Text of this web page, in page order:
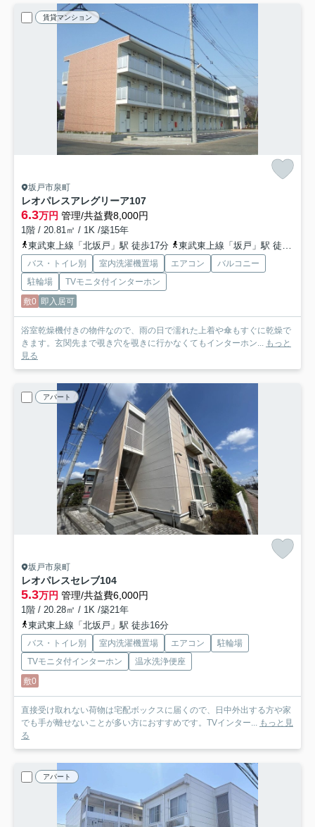
賃貸マンション
坂戸市泉町
レオパレスアレグリーア107
6.3万円 管理/共益費8,000円
1階 / 20.81㎡ / 1K /築15年
東武東上線「北坂戸」駅 徒歩17分
東武東上線「坂戸」駅 徒歩22分
バス・トイレ別 室内洗濯機置場 エアコン
バルコニー
駐輪場
TVモニタ付インターホン
敷0 即入居可
浴室乾燥機付きの物件なので、雨の日で濡れた上着や傘もすぐに乾燥で
きます。玄関先まで覗き穴を覗きに行かなくてもインターホン...
もっと
見る
アパート
坂戸市泉町
レオパレスセレブ104
5.3万円 管理/共益費6,000円
1階 / 20.28㎡ / 1K /築21年
東武東上線「北坂戸」駅 徒歩16分
バス・トイレ別 室内洗濯機置場 エアコン
駐輪場
TVモニタ付インターホン
温水洗浄便座
敷0
直接受け取れない荷物は宅配ボックスに届くので、日中外出する方や家
でも手が離せないことが多い方におすすめです。TVインター... もっと見
る
アパート